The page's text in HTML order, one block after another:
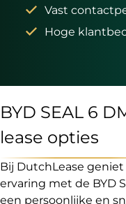
BYD SEAL 6
lease opties
Bij DutchLease
ervaring met de BYD
een persoonlijke en
Vast
Hoge